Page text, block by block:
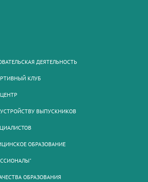
ДЕЯТЕЛЬНОСТЬ
КЛУБ
ВЫПУСКНИКОВ
ОБРАЗОВАНИЕ
ОБРАЗОВАНИЯ